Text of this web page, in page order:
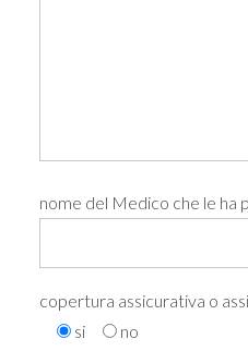
nome del Medico che le ha
copertura assicurativa o
si
no